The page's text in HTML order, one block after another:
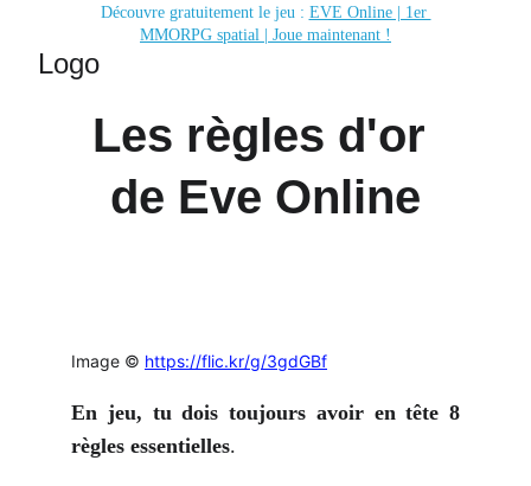
Découvre gratuitement le jeu : EVE Online | 1er
MMORPG spatial | Joue maintenant !
Logo
Les règles d'or
de Eve Online
Image © https://flic.kr/g/3gdGBf
En jeu, tu dois toujours avoir en tête 8
règles essentielles.